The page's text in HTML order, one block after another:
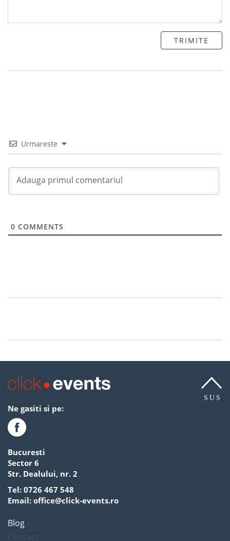
TRIMITE
Urmareste
0 COMMENTS
SUS
Ne gasiti si pe:
Bucuresti
Sector 6
Str. Dealului, nr. 2
Tel: 0726 467 548
Email: office@click-events.ro
Blog